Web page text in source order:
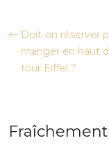
Doit-on réserver
manger en haut
tour Eiffel ?